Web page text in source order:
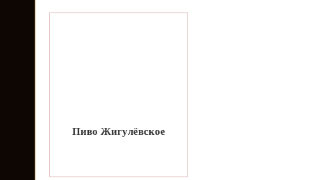
Пиво Жигулёвское